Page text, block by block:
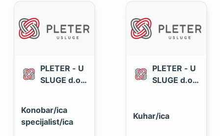
PLETER - U
SLUGE d.o.
Konobar/ica
specijalist/ica
PLETER - U
SLUGE d.o.
Kuhar/ica